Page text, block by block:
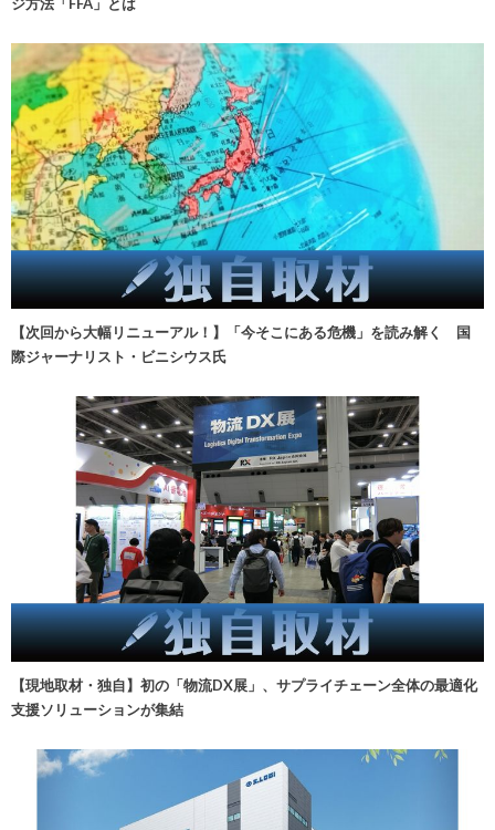
【次回から大幅リニューアル！】「今そこにある危機」を読み解く 国
際ジャーナリスト・ビニシウス氏
【現地取材・独自】初の「物流DX展」、サプライチェーン全体の最適化
支援ソリューションが集結